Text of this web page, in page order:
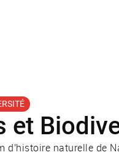
et
d'histoire naturelle de